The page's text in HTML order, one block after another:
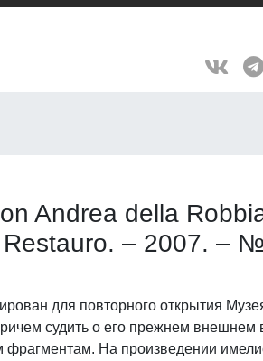
Andrea della
Restauro. – 2007. –
для повторного открытия
судить о его прежнем
На произведении